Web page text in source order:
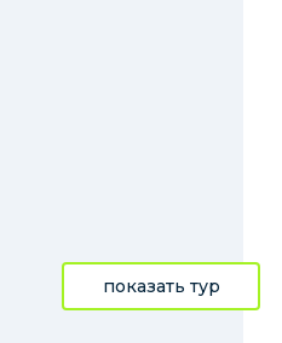
показать тур